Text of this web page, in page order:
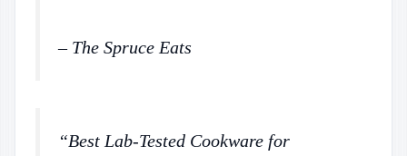
– The Spruce Eats
“Best Lab-Tested Cookware for